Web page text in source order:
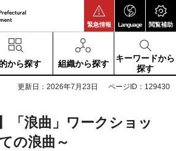
緊急情報 Language 閲覧補助
から探す 組織から探す
キーワードから
探す
更新日：2026年7月23日 ページID：129430
「浪曲」ワークショッ
の浪曲～